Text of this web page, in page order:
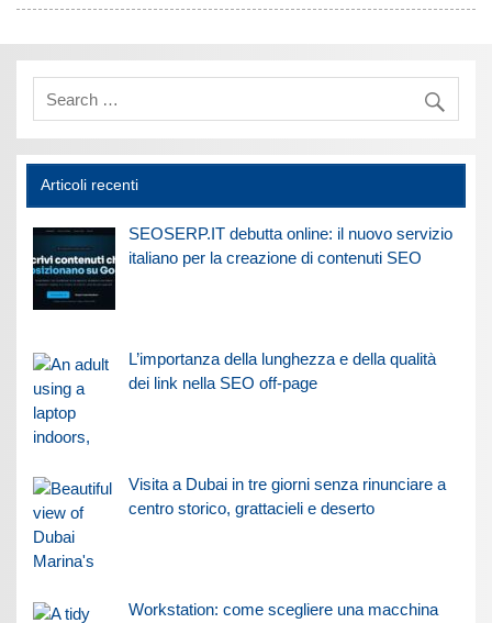
Articoli recenti
SEOSERP.IT debutta online: il nuovo servizio
italiano per la creazione di contenuti SEO
L’importanza della lunghezza e della qualità
dei link nella SEO off-page
Visita a Dubai in tre giorni senza rinunciare a
centro storico, grattacieli e deserto
Workstation: come scegliere una macchina